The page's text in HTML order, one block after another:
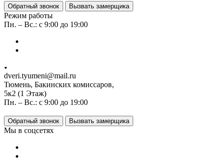
Обратный звонок Вызвать замерщика
Режим работы
Пн. – Вс.: с 9:00 до 19:00
dveri.tyumeni@mail.ru
Тюмень, Бакинских комиссаров,
5к2 (1 Этаж)
Пн. – Вс.: с 9:00 до 19:00
Обратный звонок Вызвать замерщика
Мы в соцсетях